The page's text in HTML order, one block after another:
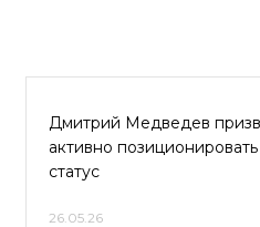
Дмитрий Медведев
активно
статус
26.05.26